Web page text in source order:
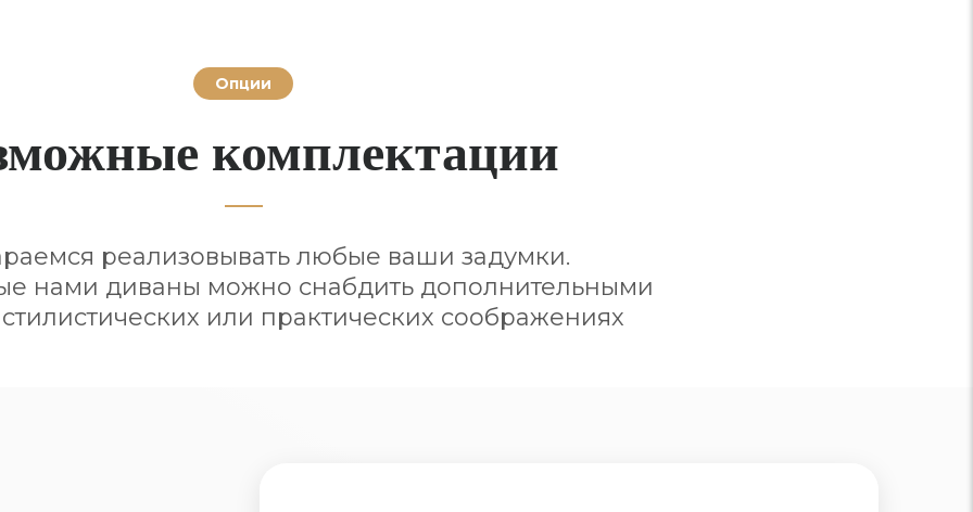
Опции
комплектации
реализовывать любые ваши задумки.
нами диваны можно снабдить дополнительными
или практических соображениях